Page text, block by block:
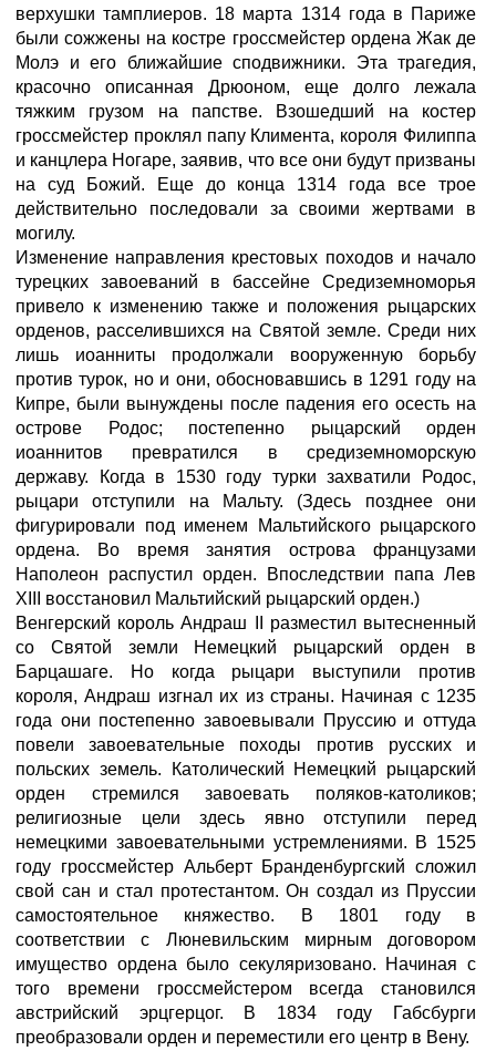
верхушки тамплиеров. 18 марта 1314 года в Париже
были сожжены на костре гроссмейстер ордена Жак де
Молэ и его ближайшие сподвижники. Эта трагедия,
красочно описанная Дрюоном, еще долго лежала
тяжким грузом на папстве. Взошедший на костер
гроссмейстер проклял папу Климента, короля Филиппа
и канцлера Ногаре, заявив, что все они будут призваны
на суд Божий. Еще до конца 1314 года все трое
действительно последовали за своими жертвами в
могилу.
Изменение направления крестовых походов и начало
турецких завоеваний в бассейне Средиземноморья
привело к изменению также и положения рыцарских
орденов, расселившихся на Святой земле. Среди них
лишь иоанниты продолжали вооруженную борьбу
против турок, но и они, обосновавшись в 1291 году на
Кипре, были вынуждены после падения его осесть на
острове Родос; постепенно рыцарский орден
иоаннитов превратился в средиземноморскую
державу. Когда в 1530 году турки захватили Родос,
рыцари отступили на Мальту. (Здесь позднее они
фигурировали под именем Мальтийского рыцарского
ордена. Во время занятия острова французами
Наполеон распустил орден. Впоследствии папа Лев
XIII восстановил Мальтийский рыцарский орден.)
Венгерский король Андраш II разместил вытесненный
со Святой земли Немецкий рыцарский орден в
Барцашаге. Но когда рыцари выступили против
короля, Андраш изгнал их из страны. Начиная с 1235
года они постепенно завоевывали Пруссию и оттуда
повели завоевательные походы против русских и
польских земель. Католический Немецкий рыцарский
орден стремился завоевать поляков-католиков;
религиозные цели здесь явно отступили перед
немецкими завоевательными устремлениями. В 1525
году гроссмейстер Альберт Бранденбургский сложил
свой сан и стал протестантом. Он создал из Пруссии
самостоятельное княжество. В 1801 году в
соответствии с Люневильским мирным договором
имущество ордена было секуляризовано. Начиная с
того времени гроссмейстером всегда становился
австрийский эрцгерцог. В 1834 году Габсбурги
преобразовали орден и переместили его центр в Вену.